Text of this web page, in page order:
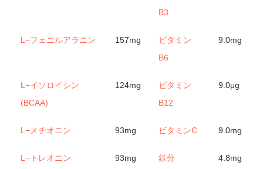
B3
L−フェニルアラニン 157mg
ビタミン
B6
9.0mg
L−イソロイシン
(BCAA)
124mg
ビタミン
B12
9.0μg
L−メチオニン 93mg ビタミンC 9.0mg
L−トレオニン 93mg 鉄分 4.8mg